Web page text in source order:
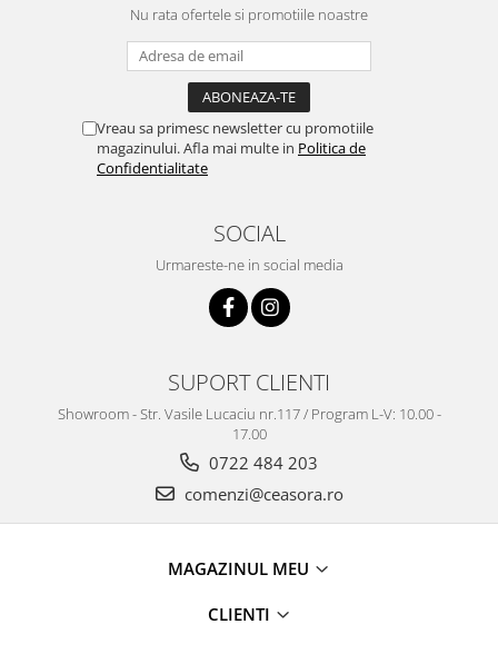
Nu rata ofertele si promotiile noastre
Vreau sa primesc newsletter cu promotiile
magazinului. Afla mai multe in Politica de
Confidentialitate
SOCIAL
Urmareste-ne in social media
SUPORT CLIENTI
Showroom - Str. Vasile Lucaciu nr.117 / Program L-V: 10.00 -
17.00
0722 484 203
comenzi@ceasora.ro
MAGAZINUL MEU
CLIENTI